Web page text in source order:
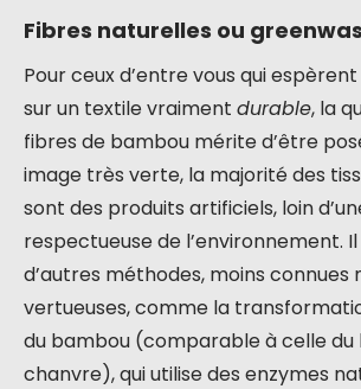
Fibres naturelles ou
Pour ceux d’entre vous qui
sur un textile vraiment durable, la
fibres de bambou mérite d’être
image très verte, la majorité des
sont des produits artificiels, loin
respectueuse de l’environnement.
d’autres méthodes, moins connues
vertueuses, comme la
du bambou (comparable à celle du
chanvre), qui utilise des enzymes